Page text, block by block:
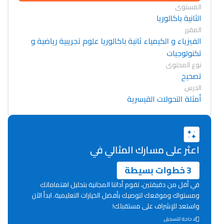
Lycée Maroc
التعليم الثانوي التأهيلي
Collège au Maroc
المستوى
الثانية باكالوريا
المقرر
الفيزياء و الكيمياء ثانية باكالوريا علوم تجريبية رياضية و
تكنولوجيات
نوع المحتوى
تصحيح
الدرس
أمثلة التحولات القيسرية
اعثر على مسارك المثالي في
3 خطوات بسيطة
في أقل من دقيقتين، تقوم أداتنا المجانية بتحليل اهتماماتك
ومستواك وموقعك لتوصيك بأفضل الخيارات التعليمية. ابدأ الآن
واستعد للإشراف على مستقبلك!
لا حاجة للتسجيل